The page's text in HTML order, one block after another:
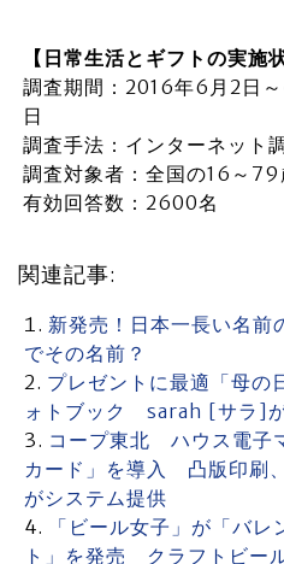
【日常生活とギフトの実施
調査期間：2016年6月2日
日
調査手法：インターネット
調査対象者：全国の16～79
有効回答数：2600名
関連記事:
新発売！日本一長い名
でその名前？
プレゼントに最適「母の
ォトブック sarah [サラ]
コープ東北 ハウス電子
カード」を導入 凸版印刷
がシステム提供
「ビール女子」が「バ
ト」を発売 クラフトビー